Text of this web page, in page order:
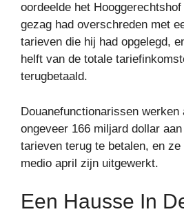
oordeelde het
gezag had overschreden met
tarieven die hij had opgelegd,
helft van de totale
terugbetaald.
Douanefunctionarissen werken
ongeveer 166 miljard dollar
tarieven terug te betalen, en
medio april zijn uitgewerkt.
Een Hausse In